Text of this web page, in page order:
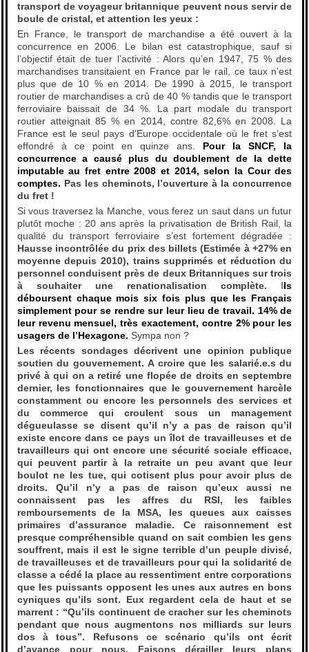
transport de voyageur britannique peuvent nous servir de
boule de cristal, et attention les yeux :
En France, le transport de marchandise a été ouvert à la
concurrence en 2006. Le bilan est catastrophique, sauf si
l’objectif était de tuer l’activité : Alors qu’en 1947, 75 % des
marchandises transitaient en France par le rail, ce taux n’est
plus que de 10 % en 2014. De 1990 à 2015, le transport
routier de marchandises a crû de 40 % tandis que le transport
ferroviaire baissait de 34 %. La part modale du transport
routier atteignait 85 % en 2014, contre 82,6% en 2008. La
France est le seul pays d’Europe occidentale où le fret s’est
effondré à ce point en quinze ans. Pour la SNCF, la
concurrence a causé plus du doublement de la dette
imputable au fret entre 2008 et 2014, selon la Cour des
comptes. Pas les cheminots, l’ouverture à la concurrence
du fret !
Si vous traversez la Manche, vous ferez un saut dans un futur
plutôt moche : 20 ans après la privatisation de British Rail, la
qualité du transport ferroviaire s’est fortement dégradée :
Hausse incontrôlée du prix des billets (Estimée à +27% en
moyenne depuis 2010), trains supprimés et réduction du
personnel conduisent près de deux Britanniques sur trois
à souhaiter une renationalisation complète. Ils
déboursent chaque mois six fois plus que les Français
simplement pour se rendre sur leur lieu de travail. 14% de
leur revenu mensuel, très exactement, contre 2% pour les
usagers de l’Hexagone. Sympa non ?
Les récents sondages décrivent une opinion publique
soutien du gouvernement. A croire que les salarié.e.s du
privé à qui on a retiré une flopée de droits en septembre
dernier, les fonctionnaires que le gouvernement harcèle
constamment ou encore les personnels des services et
du commerce qui croulent sous un management
dégueulasse se disent qu’il n’y a pas de raison qu’il
existe encore dans ce pays un îlot de travailleuses et de
travailleurs qui ont encore une sécurité sociale efficace,
qui peuvent partir à la retraite un peu avant que leur
boulot ne les tue, qui cotisent plus pour avoir plus de
droits. Qu’il n’y a pas de raison qu’eux aussi ne
connaissent pas les affres du RSI, les faibles
remboursements de la MSA, les queues aux caisses
primaires d’assurance maladie. Ce raisonnement est
presque compréhensible quand on sait combien les gens
souffrent, mais il est le signe terrible d’un peuple divisé,
de travailleuses et de travailleurs pour qui la solidarité de
classe a cédé la place au ressentiment entre corporations
que les puissants opposent les unes aux autres en bons
cyniques qu’ils sont. Eux regardent cela de haut et se
marrent : “Qu’ils continuent de cracher sur les cheminots
pendant que nous augmentons nos milliards sur leurs
dos à tous”. Refusons ce scénario qu’ils ont écrit
d’avance pour nous. Faisons dérailler leurs plans